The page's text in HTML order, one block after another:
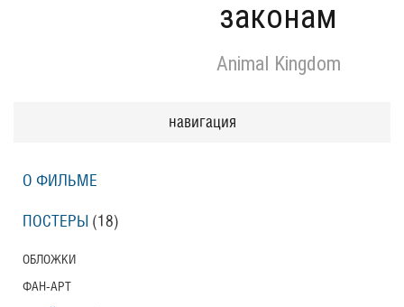
законам
Animal Kingdom
навигация
О ФИЛЬМЕ
ПОСТЕРЫ (18)
ОБЛОЖКИ
ФАН-АРТ